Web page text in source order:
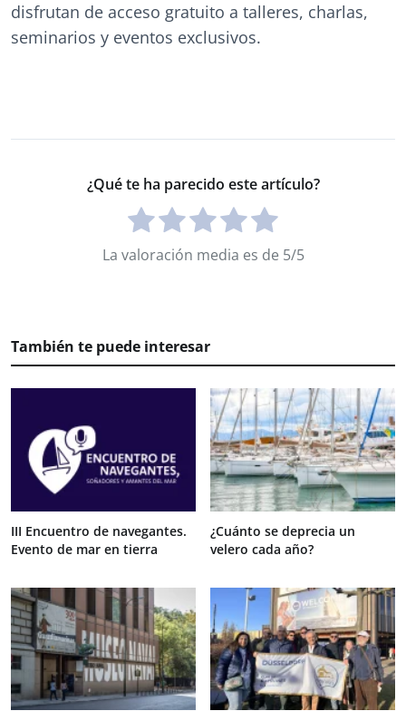
disfrutan de acceso gratuito a talleres, charlas,
seminarios y eventos exclusivos.
¿Qué te ha parecido este artículo?
La valoración media es de 5/5
También te puede interesar
III Encuentro de navegantes.
Evento de mar en tierra
¿Cuánto se deprecia un
velero cada año?